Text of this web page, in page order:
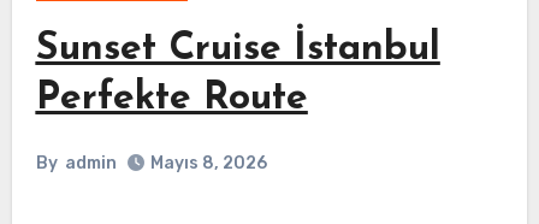
Sunset Cruise İstanbul
Perfekte Route
By admin Mayıs 8, 2026